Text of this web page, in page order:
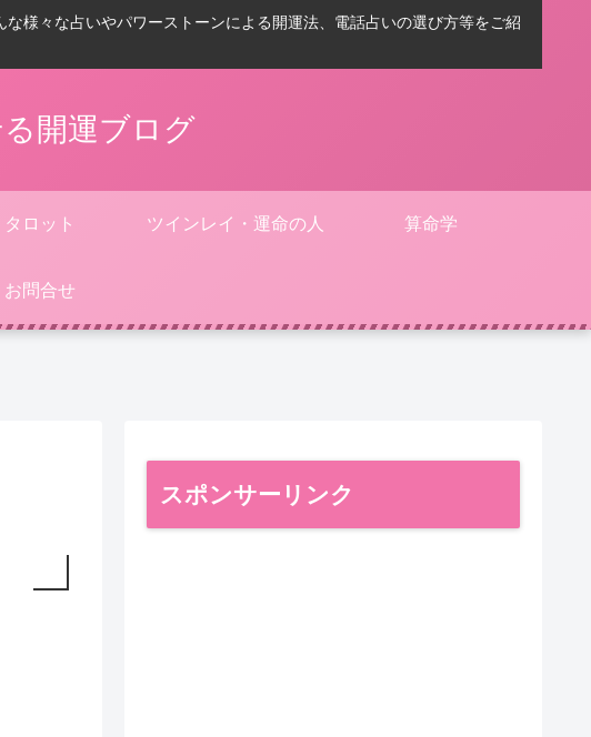
様々な占いやパワーストーンによる開運法、電話占いの選び方等をご紹
開運ブログ
タロット ツインレイ・運命の人 算命学
お問合せ
スポンサーリンク